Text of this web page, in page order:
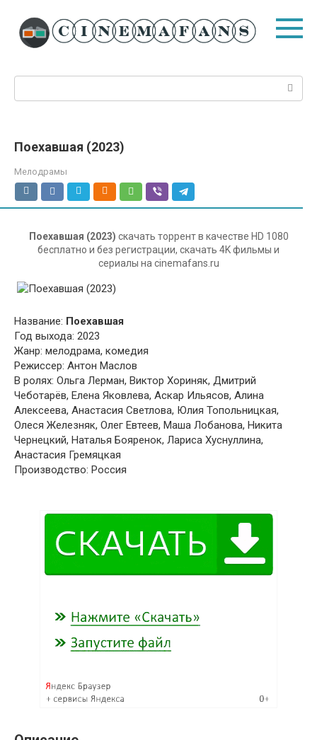
контенту
Поехавшая (2023)
Мелодрамы
Поехавшая (2023) скачать торрент в качестве HD 1080
бесплатно и без регистрации, скачать 4K фильмы и
сериалы на cinemafans.ru
Название: Поехавшая
Год выхода: 2023
Жанр: мелодрама, комедия
Режиссер: Антон Маслов
В ролях: Ольга Лерман, Виктор Хориняк, Дмитрий
Чеботарёв, Елена Яковлева, Аскар Ильясов, Алина
Алексеева, Анастасия Светлова, Юлия Топольницкая,
Олеся Железняк, Олег Евтеев, Маша Лобанова, Никита
Чернецкий, Наталья Бояренок, Лариса Хуснуллина,
Анастасия Гремяцкая
Производство: Россия